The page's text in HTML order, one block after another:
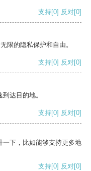
支持[0] 反对[0]
限的隐私保护和自由。
支持[0] 反对[0]
达目的地。
支持[0] 反对[0]
一下，比如能够支持更多地
支持[0] 反对[0]